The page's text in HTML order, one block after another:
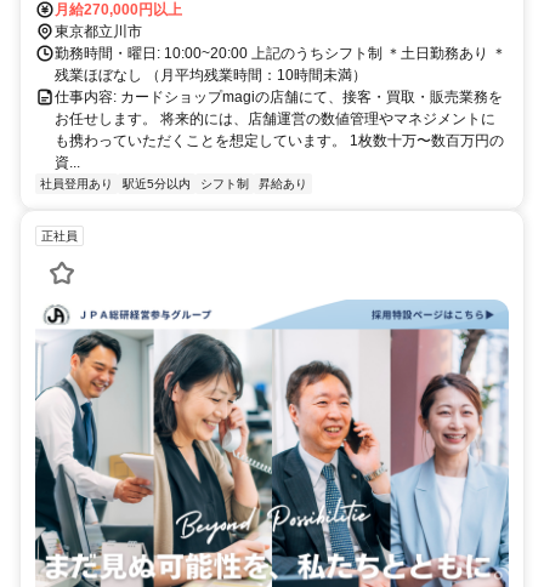
月給270,000円以上
東京都立川市
勤務時間・曜日: 10:00~20:00 上記のうちシフト制 ＊土日勤務あり ＊
残業ほぼなし （月平均残業時間：10時間未満）
仕事内容: カードショップmagiの店舗にて、接客・買取・販売業務を
お任せします。 将来的には、店舗運営の数値管理やマネジメントに
も携わっていただくことを想定しています。 1枚数十万〜数百万円の
資...
社員登用あり 駅近5分以内 シフト制 昇給あり
正社員